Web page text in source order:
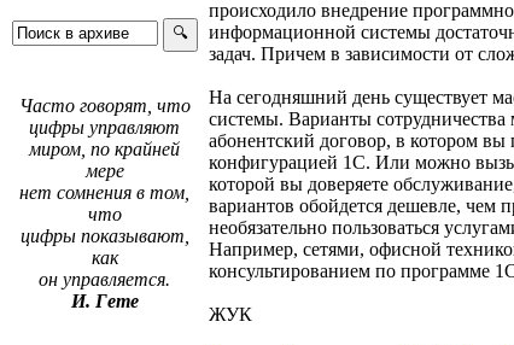
Часто говорят, что
цифры управляют
миром, по крайней
мере
нет сомнения в том,
что
цифры показывают,
как
он управляется.
И. Гете
происходило внедрение
информационной системы
задач. Причем в зависимости от
На сегодняшний день существует
системы. Варианты
абонентский договор, в котором
конфигурацией 1С. Или можно
которой вы доверяете
вариантов обойдется дешевле, чем
необязательно пользоваться
Например, сетями, офисной
консультированием по программе
ЖУК